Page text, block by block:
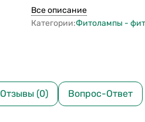
Все описание
Категории:Фитолампы -
Отзывы (0) Вопрос-Ответ